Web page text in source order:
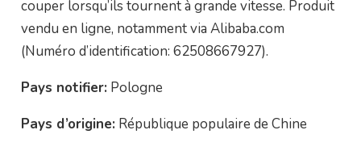
couper lorsqu’ils tournent à grande vitesse. Produit
vendu en ligne, notamment via Alibaba.com
(Numéro d’identification: 62508667927).
Pays notifier: Pologne
Pays d’origine: République populaire de Chine